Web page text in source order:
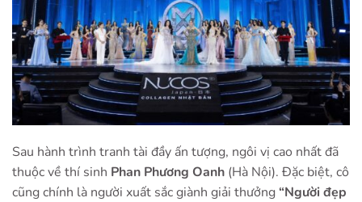
Sau hành trình tranh tài đầy ấn tượng, ngôi vị cao nhất đã
thuộc về thí sinh Phan Phương Oanh (Hà Nội). Đặc biệt, cô
cũng chính là người xuất sắc giành giải thưởng“Người đẹp